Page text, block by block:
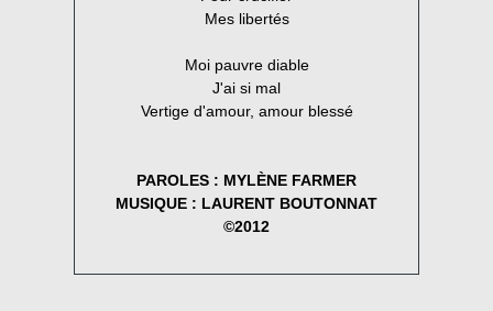
Mes libertés
Moi pauvre diable
J'ai si mal
Vertige d'amour, amour blessé
PAROLES : MYLÈNE FARMER
MUSIQUE : LAURENT BOUTONNAT
©2012